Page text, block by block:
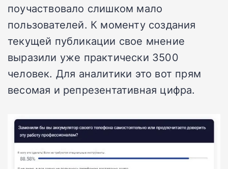
поучаствовало слишком мало
пользователей. К моменту создания
текущей публикации свое мнение
выразили уже практически 3500
человек. Для аналитики это вот прям
весомая и репрезентативная цифра.